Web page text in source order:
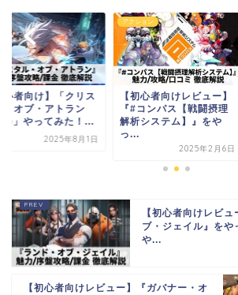
心者向け】「クリス
・オブ・アトラン
」やってみた！...
2025年8月1日
アクション
【初心者向けレビュー】
『#コンパス【戦闘摂理
解析システム】』をや
っ...
2025年2月6日
【初心者向けレビ
ブ・ジェイル』をや
や...
【初心者向けレビュー】『ガバナー・オ